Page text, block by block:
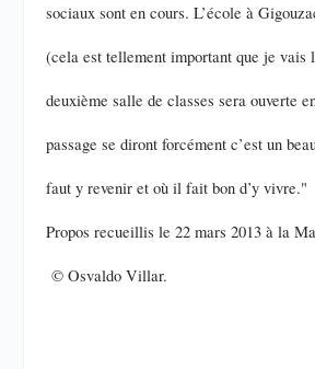
sociaux sont en cours. L’école à
(cela est tellement important que je vais
deuxième salle de classes sera ouverte
passage se diront forcément c’est un
faut y revenir et où il fait bon d’y vivre."
Propos recueillis le 22 mars 2013 à la
© Osvaldo Villar.